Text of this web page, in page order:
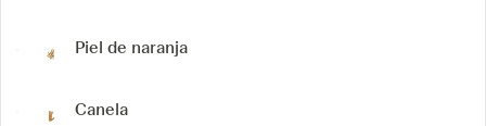
Piel de naranja
Canela